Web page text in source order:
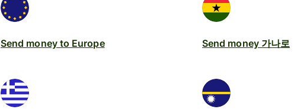
Send money to Europe Send money 가나로